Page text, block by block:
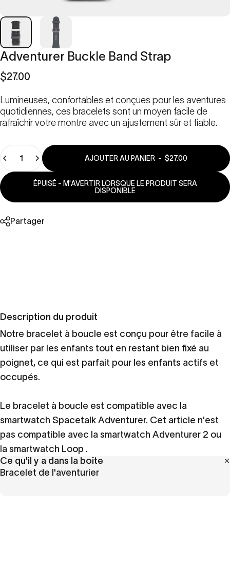
Adventurer Buckle Band Strap
$27.00
Lumineuses, confortables et conçues pour les aventures
quotidiennes, ces bracelets sont un moyen facile de
rafraîchir votre montre avec un ajustement sûr et fiable.
Quantité
AJOUTER AU PANIER - $27.00
ÉPUISÉ - M'AVERTIR LORSQUE LE PRODUIT SERA
DISPONIBLE
Partager
Description du produit
Notre bracelet à boucle est conçu pour être facile à
utiliser par les enfants tout en restant bien fixé au
poignet, ce qui est parfait pour les enfants actifs et
occupés.
Le bracelet à boucle est compatible avec la
smartwatch Spacetalk Adventurer. Cet article n'est
pas compatible avec la smartwatch Adventurer 2 ou
la smartwatch Loop .
Ce qu'il y a dans la boîte
Bracelet de l'aventurier